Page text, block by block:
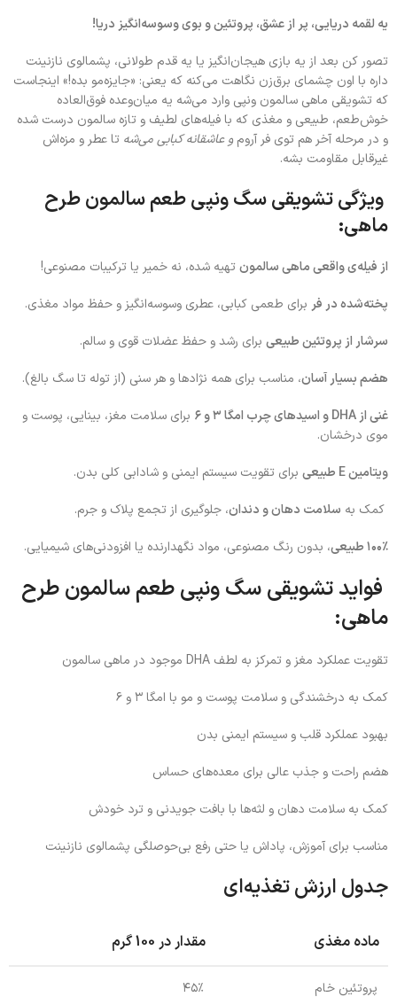
یه لقمه دریایی، پر از عشق، پروتئین و بوی وسوسه‌انگیز دریا!
تصور کن بعد از یه بازی هیجان‌انگیز یا یه قدم طولانی، پشمالوی نازنینت
داره با اون چشمای برق‌زن نگاهت می‌کنه که یعنی: «جایزه‌مو بده!» اینجاست
که تشویقی ماهی سالمون ونپی وارد می‌شه یه میان‌وعده فوق‌العاده
خوش‌طعم، طبیعی و مغذی که با فیله‌های لطیف و تازه سالمون درست شده
و در مرحله آخر هم توی فر آروم و عاشقانه کبابی می‌شه تا عطر و مزه‌اش
غیرقابل مقاومت بشه.
ویژگی‌تشویقی سگ ونپی طعم سالمون طرح
ماهی:
از فیله‌ی واقعی ماهی سالمونتهیه شده، نه خمیر یا ترکیبات مصنوعی!
پخته‌شده در فر برای طعمی کبابی، عطری وسوسه‌انگیز و حفظ مواد مغذی.
سرشار از پروتئین طبیعی برای رشد و حفظ عضلات قوی و سالم.
هضم بسیار آسان، مناسب برای همه نژادها و هر سنی (از توله تا سگ بالغ).
غنی از DHA و اسیدهای چرب امگا ۳ و ۶
برای سلامت مغز، بینایی، پوست و
موی درخشان.
ویتامین E طبیعی
برای تقویت سیستم ایمنی و شادابی کلی بدن.
کمک به سلامت دهان و دندان، جلوگیری از تجمع پلاک و جرم.
۱۰۰٪ طبیعی
، بدون رنگ مصنوعی، مواد نگهدارنده یا افزودنی‌های شیمیایی.
فوایدتشویقی سگ ونپی طعم سالمون طرح
ماهی:
تقویت عملکرد مغز و تمرکز به لطف DHA موجود در ماهی سالمون
کمک به درخشندگی و سلامت پوست و مو با امگا ۳ و ۶
بهبود عملکرد قلب و سیستم ایمنی بدن
هضم راحت و جذب عالی برای معده‌های حساس
کمک به سلامت دهان و لثه‌ها با بافت جویدنی و ترد خودش
مناسب برای آموزش، پاداش یا حتی رفع بی‌حوصلگی پشمالوی نازنینت
جدول ارزش تغذیه‌ای
ماده مغذی مقدار در 100 گرم
پروتئین خام ۴۵٪